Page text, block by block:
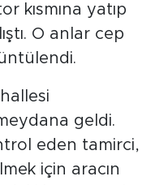
kısmına yatıp
O anlar cep
geldi.
eden tamirci,
için aracın